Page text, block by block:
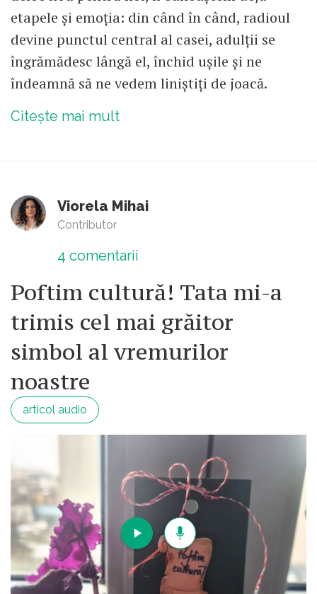
etapele și emoția: din când în când, radioul
devine punctul central al casei, adulții se
îngrămădesc lângă el, închid ușile și ne
îndeamnă să ne vedem liniștiți de joacă.
Citește mai mult
Viorela Mihai
Contributor
4 comentarii
Poftim cultură! Tata mi-a
trimis cel mai grăitor
simbol al vremurilor
noastre
articol audio